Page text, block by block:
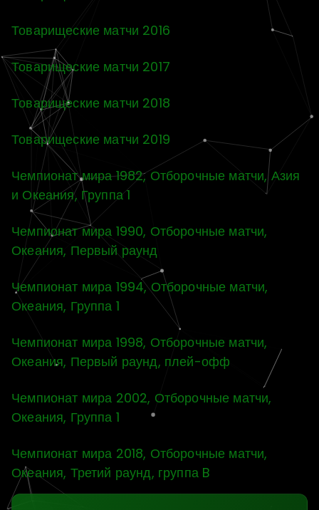
Товарищеские матчи 2016
Товарищеские матчи 2017
Товарищеские матчи 2018
Товарищеские матчи 2019
Чемпионат мира 1982, Отборочные матчи, Азия
и Океания, Группа 1
Чемпионат мира 1990, Отборочные матчи,
Океания, Первый раунд
Чемпионат мира 1994, Отборочные матчи,
Океания, Группа 1
Чемпионат мира 1998, Отборочные матчи,
Океания, Первый раунд, плей-офф
Чемпионат мира 2002, Отборочные матчи,
Океания, Группа 1
Чемпионат мира 2018, Отборочные матчи,
Океания, Третий раунд, группа B